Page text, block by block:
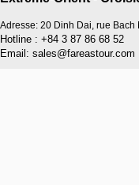
Adresse: 20 Dinh Dai, rue
Hotline : +84 3 87 86 68 52
Email: sales@fareastour.com